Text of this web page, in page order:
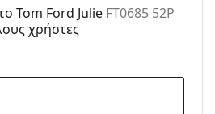
52P 52
Tom Ford Julie FT0685 52P
χρήστες